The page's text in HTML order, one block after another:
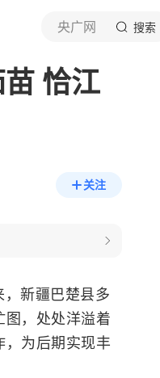
央广网 搜索
恰江
关注
新疆巴楚县多
，处处洋溢着
为后期实现丰